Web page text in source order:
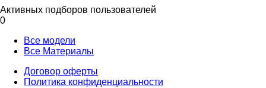
Активных подборов пользователей
0
Все модели
Все Материалы
Договор оферты
Политика конфиденциальности